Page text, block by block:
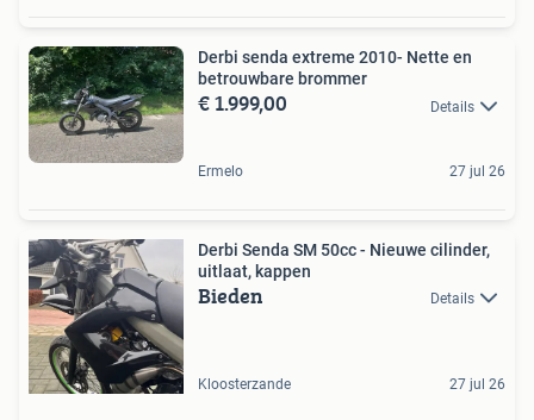
Derbi senda extreme 2010- Nette en
betrouwbare brommer
€ 1.999,00 Details
Ermelo 27 jul 26
Derbi Senda SM 50cc - Nieuwe cilinder,
uitlaat, kappen
Bieden Details
Kloosterzande 27 jul 26